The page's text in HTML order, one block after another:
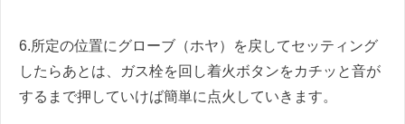
6.所定の位置にグローブ（ホヤ）を戻してセッティング
したらあとは、ガス栓を回し着火ボタンをカチッと音が
するまで押していけば簡単に点火していきます。